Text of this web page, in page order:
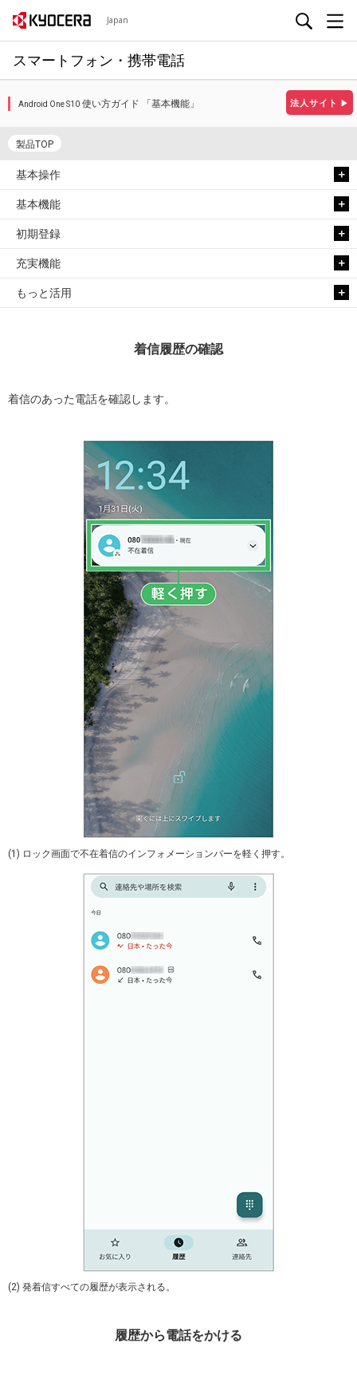
Japan
スマートフォン・携帯電話
法人サイト ▶
Android One S10 使い方ガイド 「基本機能」
製品TOP
基本操作
基本機能
初期登録
充実機能
もっと活用
着信履歴の確認
着信のあった電話を確認します。
(1) ロック画面で不在着信のインフォメーションバーを軽く押す。
(2) 発着信すべての履歴が表示される。
履歴から電話をかける